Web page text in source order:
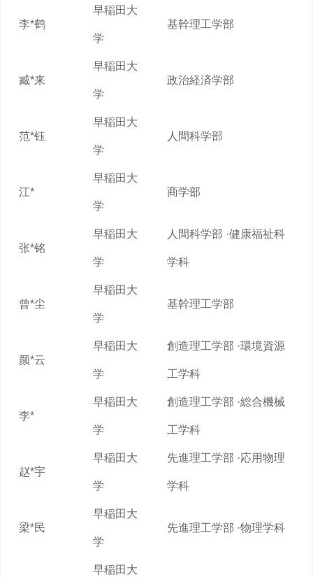
李*鹤
早稲田大
学
基幹理工学部
臧*来
早稲田大
学
政治経済学部
范*钰
早稲田大
学
人間科学部
江*
早稲田大
学
商学部
张*铭
早稲田大
学
人間科学部 ·健康福祉科
学科
曾*尘
早稲田大
学
基幹理工学部
颜*云
早稲田大
学
創造理工学部 ·環境資源
工学科
李*
早稲田大
学
創造理工学部 ·総合機械
工学科
赵*宇
早稲田大
学
先進理工学部 ·応用物理
学科
梁*民
早稲田大
学
先進理工学部 ·物理学科
早稲田大